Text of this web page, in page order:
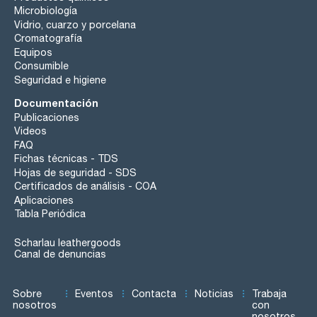
Microbiología
Vidrio, cuarzo y porcelana
Cromatografía
Equipos
Consumible
Seguridad e higiene
Documentación
Publicaciones
Videos
FAQ
Fichas técnicas - TDS
Hojas de seguridad - SDS
Certificados de análisis - COA
Aplicaciones
Tabla Periódica
Scharlau leathergoods
Canal de denuncias
Sobre
nosotros
Eventos Contacta Noticias
Trabaja
con